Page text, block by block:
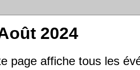
2024
page affiche tous les